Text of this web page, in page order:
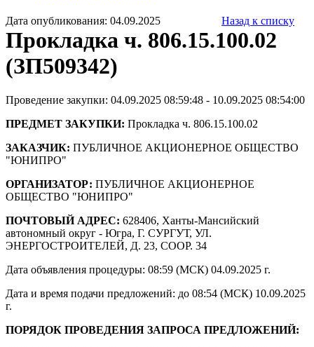
Дата опубликования: 04.09.2025 Назад к списку
Прокладка ч. 806.15.100.02
(ЗП509342)
Проведение закупки: 04.09.2025 08:59:48 - 10.09.2025 08:54:00
ПРЕДМЕТ ЗАКУПКИ: Прокладка ч. 806.15.100.02
ЗАКАЗЧИК: ПУБЛИЧНОЕ АКЦИОНЕРНОЕ ОБЩЕСТВО
"ЮНИПРО"
ОРГАНИЗАТОР: ПУБЛИЧНОЕ АКЦИОНЕРНОЕ
ОБЩЕСТВО "ЮНИПРО"
ПОЧТОВЫЙ АДРЕС: 628406, Ханты-Мансийский
автономный округ - Югра, Г. СУРГУТ, УЛ.
ЭНЕРГОСТРОИТЕЛЕЙ, Д. 23, СООР. 34
Дата объявления процедуры: 08:59 (МСК) 04.09.2025 г.
Дата и время подачи предложений: до 08:54 (МСК) 10.09.2025
г.
ПОРЯДОК ПРОВЕДЕНИЯ ЗАПРОСА ПРЕДЛОЖЕНИЙ: